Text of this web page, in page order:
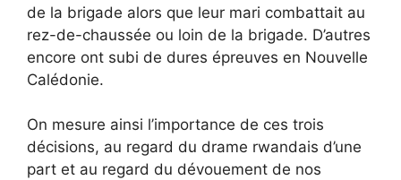
de la brigade alors que leur mari combattait au
rez-de-chaussée ou loin de la brigade. D’autres
encore ont subi de dures épreuves en Nouvelle
Calédonie.
On mesure ainsi l’importance de ces trois
décisions, au regard du drame rwandais d’une
part et au regard du dévouement de nos